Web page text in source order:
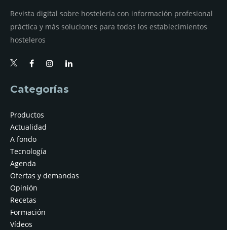
Revista digital sobre hostelería con información profesional
práctica y más soluciones para todos los establecimientos
hosteleros
Categorías
Productos
Actualidad
A fondo
Tecnología
Agenda
Ofertas y demandas
Opinión
Recetas
Formación
Vídeos